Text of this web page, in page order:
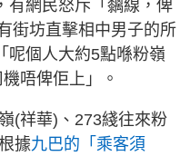
有網民怒斥「黐線，俾
街坊直擊相中男子的所
呢個人大約5點喺粉嶺
唔俾佢上」。
(祥華)、273綫往來粉
據九巴的「乘客須